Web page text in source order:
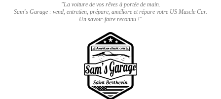
"La voiture de vos rêves à portée de main.
Sam's Garage : vend, entretien, prépare, améliore et répare votre US Muscle Car.
Un savoir-faire reconnu !"